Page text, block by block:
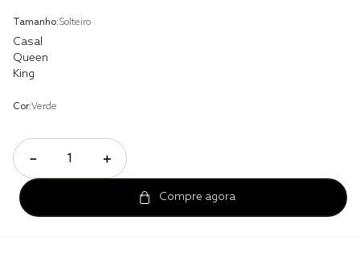
Tamanho:Solteiro
Casal
Queen
King
Cor:Verde
＋
－
cobertor
jogo cama casal